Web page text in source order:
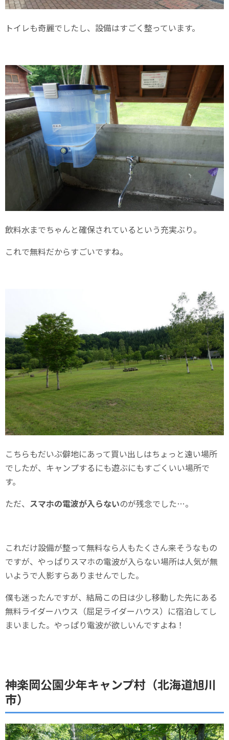
トイレも奇麗でしたし、設備はすごく整っています。
飲料水までちゃんと確保されているという充実ぶり。
これで無料だからすごいですね。
こちらもだいぶ僻地にあって買い出しはちょっと遠い場所
でしたが、キャンプするにも遊ぶにもすごくいい場所で
す。
ただ、 スマホの電波が入らないのが残念でした…。
これだけ設備が整って無料なら人もたくさん来そうなもの
ですが、やっぱりスマホの電波が入らない場所は人気が無
いようで人影すらありませんでした。
僕も迷ったんですが、結局この日は少し移動した先にある
無料ライダーハウス（屈足ライダーハウス）に宿泊してし
まいました。やっぱり電波が欲しいんですよね！
神楽岡公園少年キャンプ村（北海道旭川
市）